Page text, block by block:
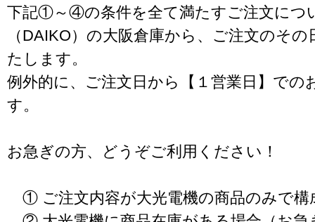
下記①～④の条件を全て満たすご注文につ
（DAIKO）の大阪倉庫から、ご注文のそ
たします。
例外的に、ご注文日から【１営業日】での
す。
お急ぎの方、どうぞご利用ください！
① ご注文内容が大光電機の商品のみで構